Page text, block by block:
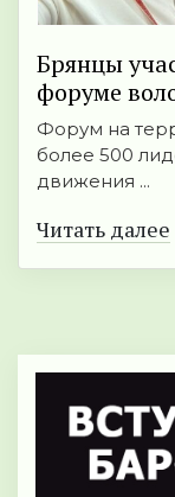
Брянцы
форуме
Форум на
более 500
движения ...
Читать далее